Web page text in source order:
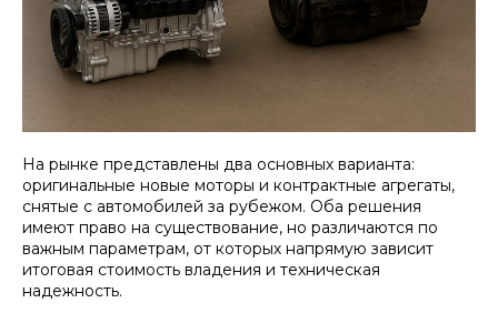
На рынке представлены два основных варианта:
оригинальные новые моторы и контрактные агрегаты,
снятые с автомобилей за рубежом. Оба решения
имеют право на существование, но различаются по
важным параметрам, от которых напрямую зависит
итоговая стоимость владения и техническая
надежность.